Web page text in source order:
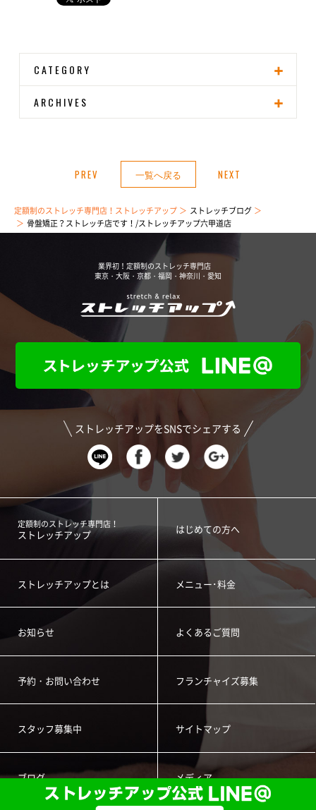
CATEGORY
ARCHIVES
PREV 一覧へ戻る NEXT
定額制のストレッチ専門店！ストレッチアップ
ストレッチブログ
骨盤矯正？ストレッチ店です！/ストレッチアップ六甲道店
業界初！定額制のストレッチ専門店
東京・大阪・京都・福岡・神奈川・愛知
ストレッチアップをSNSでシェアする
定額制のストレッチ専門店！
ストレッチアップ
はじめての方へ
ストレッチアップとは メニュー･料金
お知らせ よくあるご質問
予約・お問い合わせ フランチャイズ募集
スタッフ募集中 サイトマップ
ブログ メディア